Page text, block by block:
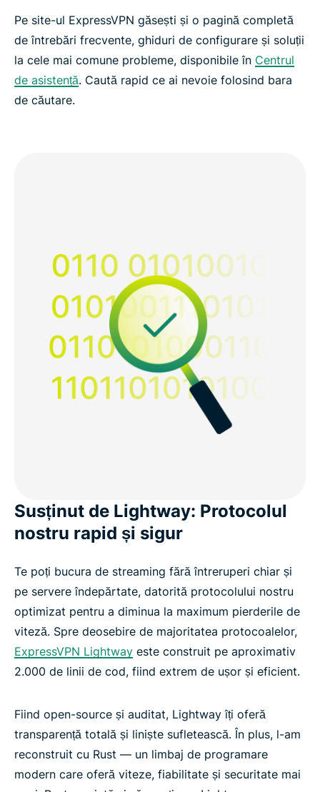
Pe site-ul ExpressVPN găsești și o pagină completă
de întrebări frecvente, ghiduri de configurare și soluții
la cele mai comune probleme, disponibile în Centrul
de asistență. Caută rapid ce ai nevoie folosind bara
de căutare.
Susținut de Lightway: Protocolul
nostru rapid și sigur
Te poți bucura de streaming fără întreruperi chiar și
pe servere îndepărtate, datorită protocolului nostru
optimizat pentru a diminua la maximum pierderile de
viteză. Spre deosebire de majoritatea protocoalelor,
ExpressVPN Lightway este construit pe aproximativ
2.000 de linii de cod, fiind extrem de ușor și eficient.
Fiind open-source și auditat, Lightway îți oferă
transparență totală și liniște sufletească. În plus, l-am
reconstruit cu Rust — un limbaj de programare
modern care oferă viteze, fiabilitate și securitate mai